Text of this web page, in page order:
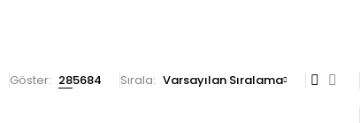
Göster: 285684 Sırala Varsayılan Sıralama